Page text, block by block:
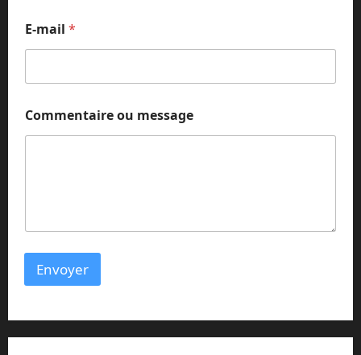
E-mail *
Commentaire ou message
Envoyer